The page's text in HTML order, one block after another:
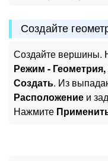
Создайте
Создайте вершины.
Режим -
Создать. Из
Расположение и
Нажмите